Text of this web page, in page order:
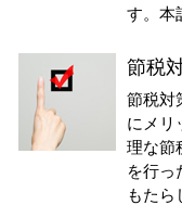
す。本
節税
節税対
にメリ
理な節
を行っ
もたら